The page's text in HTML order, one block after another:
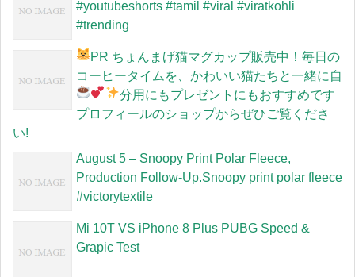
#youtubeshorts #tamil #viral #viratkohli
#trending
PR ちょんまげ猫マグカップ販売中！毎日の
コーヒータイムを、かわいい猫たちと一緒に 自
分用にもプレゼントにもおすすめです
プロフィールのショップからぜひご覧くださ
い!
August 5 – Snoopy Print Polar Fleece,
Production Follow-Up.Snoopy print polar fleece
#victorytextile
Mi 10T VS iPhone 8 Plus PUBG Speed &
Grapic Test